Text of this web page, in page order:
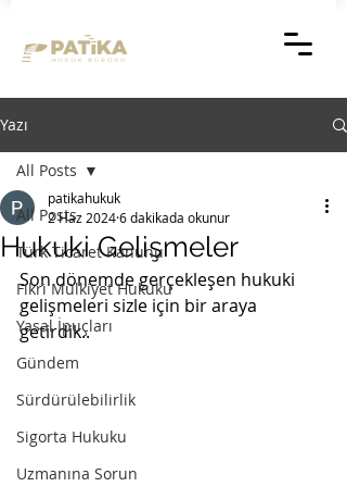
Yazı
All Posts
Türk Ticaret Kanunu
Fikri Mülkiyet Hukuku
Yasal İpuçları
Gündem
Sürdürülebilirlik
Sigorta Hukuku
Uzmanına Sorun
All Posts
Hukuki Gelişmeler
patikahukuk
2 Haz 20246 dakikada okunur
Son dönemde gerçekleşen hukuki
gelişmeleri sizle için bir araya
getirdik..